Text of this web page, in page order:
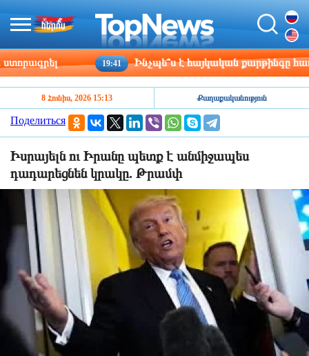
19:41 Ինչպե՞ս է հայկական քարթինգը
8 Հունիս, 2026 15:13 Քաղաքականություն
Поделиться
Իսրայելն ու Իրանը պետք է անմիջապես
դադարեցնեն կրակը. Թրամփ